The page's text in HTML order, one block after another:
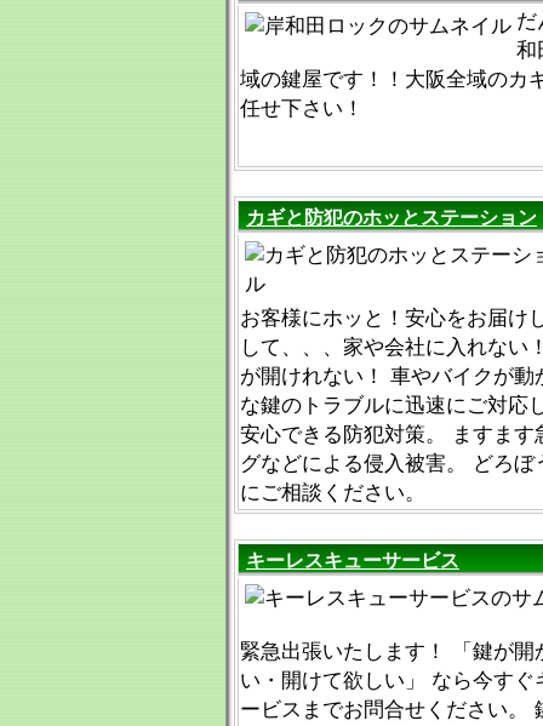
だ
和
域の鍵屋です！！大阪全域のカ
任せ下さい！
カギと防犯のホッとステーション
お客様にホッと！安心をお届け
して、、、家や会社に入れない
が開けれない！ 車やバイクが動
な鍵のトラブルに迅速にご対応
安心できる防犯対策。 ますます
グなどによる侵入被害。 どろぼ
にご相談ください。
キーレスキューサービス
緊急出張いたします！ 「鍵が開
い・開けて欲しい」 なら今すぐ
ービスまでお問合せください。